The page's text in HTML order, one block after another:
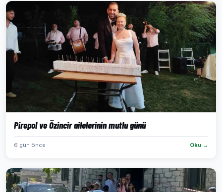
Pirepol ve Özincir ailelerinin mutlu günü
6 gün önce Oku →